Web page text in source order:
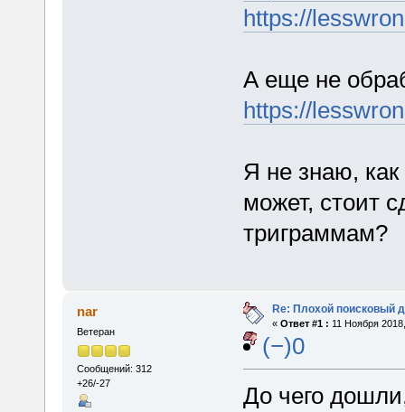
https://
А еще не
https://
Я не знаю, как
может, стоит
триграммам?
nar
Ветеран
Сообщений: 312
+26/-27
Re: Плохой поисковый
« Ответ #1 : 11 Ноября
(−)0
До чего